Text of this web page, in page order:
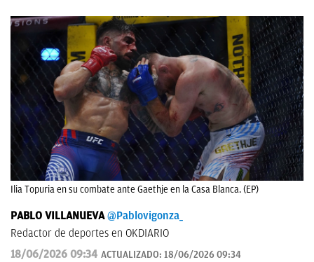
Ilia Topuria en su combate ante Gaethje en la Casa Blanca. (EP)
PABLO VILLANUEVA @Pablovigonza_
Redactor de deportes en OKDIARIO
18/06/2026 09:34 ACTUALIZADO: 18/06/2026 09:34